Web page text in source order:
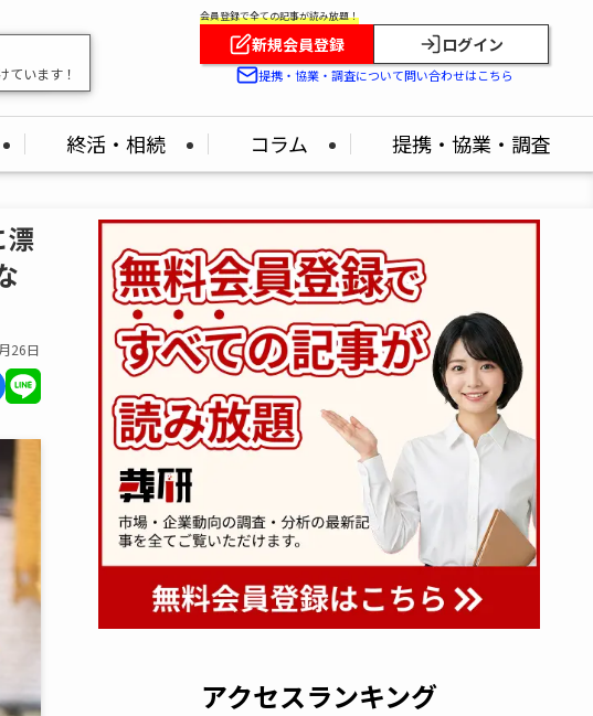
ています！
会員登録で全ての記事が読み放題！
新規会員登録 ログイン
提携・協業・調査について問い合わせはこちら
終活・相続 コラム 提携・協業・調査
漂
26日
アクセスランキング